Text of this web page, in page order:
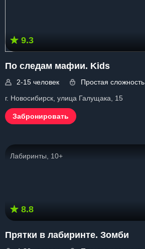
9.3
По следам мафии. Kids
2-15 человек
Простая сложность
г. Новосибирск, улица Галущака, 15
Забронировать
Лабиринты, 10+
8.8
Прятки в лабиринте. Зомби